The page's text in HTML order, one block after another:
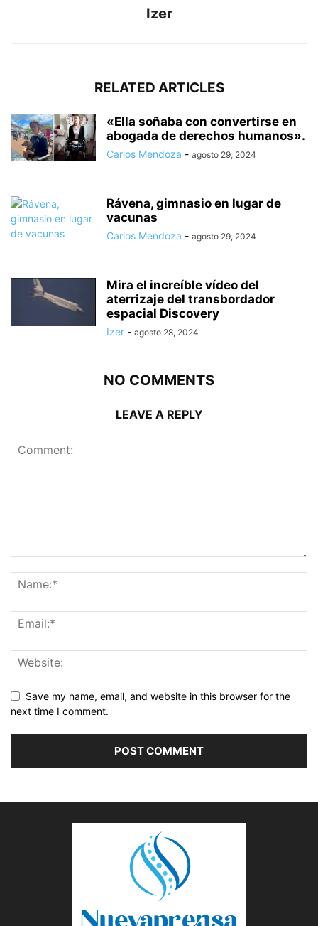
Izer
RELATED ARTICLES
«Ella soñaba con convertirse en
abogada de derechos humanos».
Carlos Mendoza - agosto 29, 2024
Rávena, gimnasio en lugar de
vacunas
Carlos Mendoza - agosto 29, 2024
Mira el increíble vídeo del
aterrizaje del transbordador
espacial Discovery
Izer - agosto 28, 2024
NO COMMENTS
LEAVE A REPLY
Save my name, email, and website in this browser for the
next time I comment.